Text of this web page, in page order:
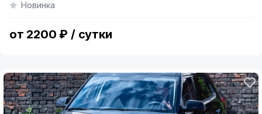
of
Новинка
от 2200 ₽ / сутки